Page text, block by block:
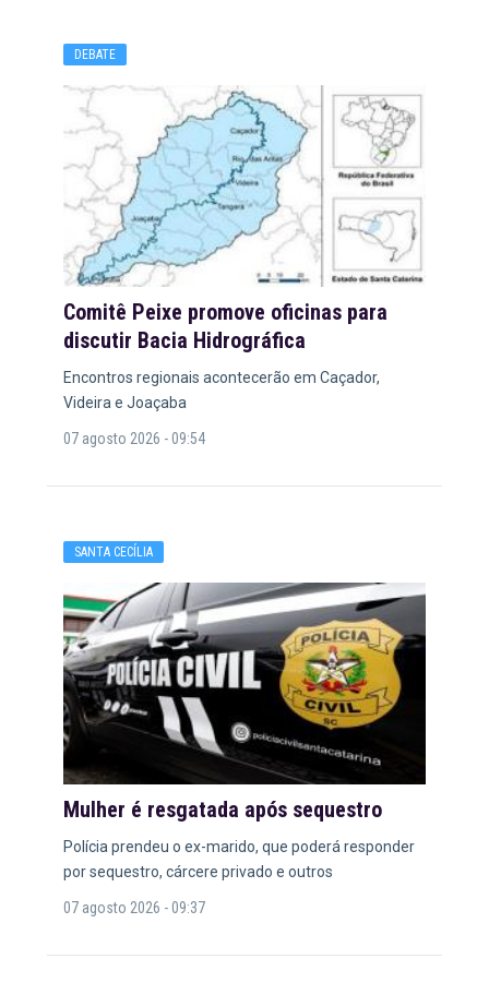
DEBATE
Comitê Peixe promove oficinas para
discutir Bacia Hidrográfica
Encontros regionais acontecerão em Caçador,
Videira e Joaçaba
07 agosto 2026 - 09:54
SANTA CECÍLIA
Mulher é resgatada após sequestro
Polícia prendeu o ex-marido, que poderá responder
por sequestro, cárcere privado e outros
07 agosto 2026 - 09:37